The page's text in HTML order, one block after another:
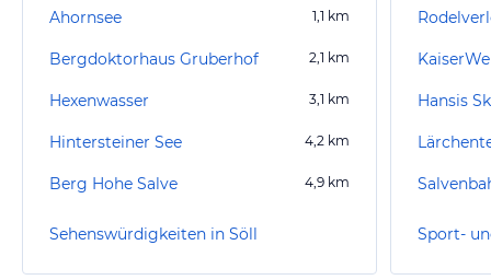
Ahornsee 1,1 km
Bergdoktorhaus Gruberhof 2,1 km
Hexenwasser 3,1 km
Hintersteiner See 4,2 km
Berg Hohe Salve 4,9 km
Sehenswürdigkeiten in Söll Sport-